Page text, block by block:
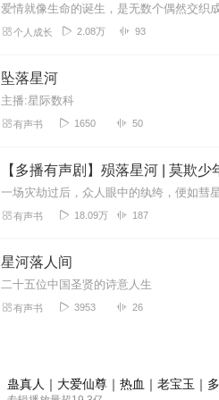
个人成长 2.08万 93
坠落星河
主播:星际数科
有声书 1650 50
【多播有声剧】殒落星河 | 莫欺少
有声书 18.09万 187
星河落人间
二十五位中国圣贤的诗意人生
有声书 3953 26
蛊真人｜大爱仙尊｜热血｜老宝玉｜